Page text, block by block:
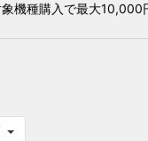
機種購入で最大10,000